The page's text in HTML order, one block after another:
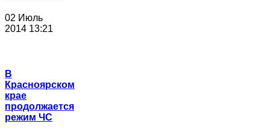
02 Июль
2014 13:21
В
Красноярском
крае
продолжается
режим ЧС